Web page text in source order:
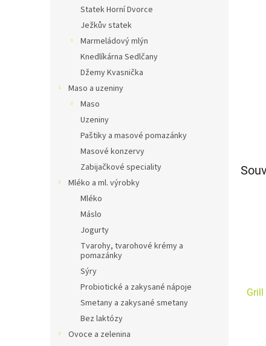
Statek Horní Dvorce
Ježkův statek
Marmeládový mlýn
Knedlíkárna Sedlčany
Džemy Kvasnička
Maso a uzeniny
Maso
Uzeniny
Paštiky a masové pomazánky
Masové konzervy
Zabijačkové speciality
Mléko a ml. výrobky
Mléko
Máslo
Jogurty
Tvarohy, tvarohové krémy a
pomazánky
Sýry
Probiotické a zakysané nápoje
Smetany a zakysané smetany
Bez laktózy
Ovoce a zelenina